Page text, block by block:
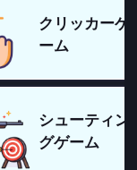
クリッカーゲ
ーム
シューティン
グゲーム